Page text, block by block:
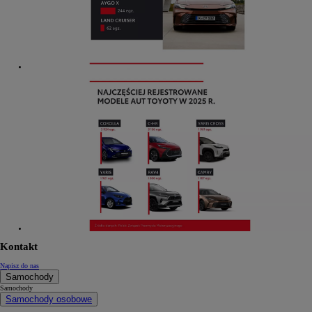
Kontakt
Napisz do nas
Samochody
Samochody
Samochody osobowe